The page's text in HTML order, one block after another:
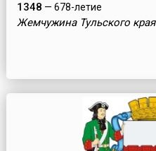
1348 — 678-летие
Жемчужина Тульского края